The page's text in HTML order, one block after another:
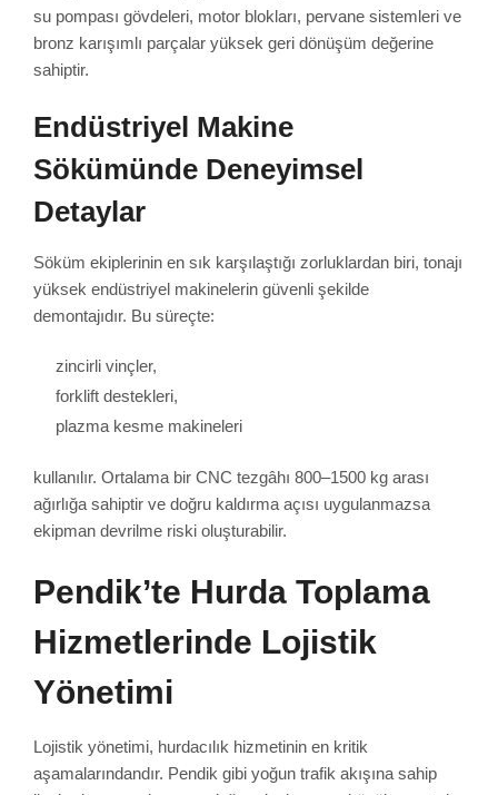
su pompası gövdeleri, motor blokları, pervane sistemleri ve
bronz karışımlı parçalar yüksek geri dönüşüm değerine
sahiptir.
Endüstriyel Makine
Sökümünde Deneyimsel
Detaylar
Söküm ekiplerinin en sık karşılaştığı zorluklardan biri, tonajı
yüksek endüstriyel makinelerin güvenli şekilde
demontajıdır. Bu süreçte:
zincirli vinçler,
forklift destekleri,
plazma kesme makineleri
kullanılır. Ortalama bir CNC tezgâhı 800–1500 kg arası
ağırlığa sahiptir ve doğru kaldırma açısı uygulanmazsa
ekipman devrilme riski oluşturabilir.
Pendik’te Hurda Toplama
Hizmetlerinde Lojistik
Yönetimi
Lojistik yönetimi, hurdacılık hizmetinin en kritik
aşamalarındandır. Pendik gibi yoğun trafik akışına sahip